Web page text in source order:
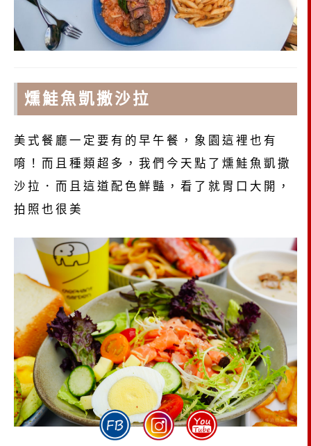
燻鮭魚凱撒沙拉
美式餐廳一定要有的早午餐，象園這裡也有
唷！而且種類超多，我們今天點了燻鮭魚凱撒
沙拉．而且這道配色鮮豔，看了就胃口大開，
拍照也很美